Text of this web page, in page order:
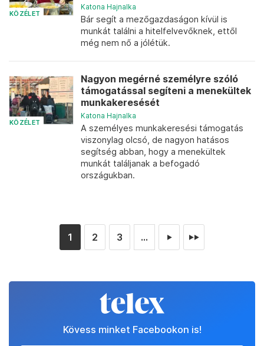
KÖZÉLET
Katona Hajnalka
Bár segít a mezőgazdaságon kívül is
munkát találni a hitelfelvevőknek, ettől
még nem nő a jólétük.
KÖZÉLET
Nagyon megérné személyre szóló
támogatással segíteni a menekültek
munkakeresését
Katona Hajnalka
A személyes munkakeresési támogatás
viszonylag olcsó, de nagyon hatásos
segítség abban, hogy a menekültek
munkát találjanak a befogadó
országukban.
1 2 3 ... ► ►►
Kövess minket Facebookon is!